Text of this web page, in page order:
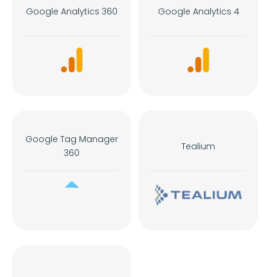
Google Analytics 360 Google Analytics 4
Google Tag Manager
360
Tealium